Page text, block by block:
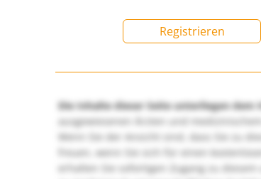
Registrieren
Die Inhalte dieser Seite unterliegen dem
ausgewiesenen Ärzten und
Wenn Sie der Ansicht sind, dass Sie zu
freuen, wenn Sie sich für einen
erhalten Sie sofortigen Zugang zu